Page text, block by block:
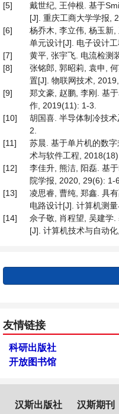
[5]
戴世纪, 王仲根. 基于
[J]. 重庆工商大学学报,
[6]
杨乔木, 李立伟, 杨玉新
单元设计[J]. 电子设计
[7]
黄平, 张宇飞. 电流检测
[8]
张铭郎, 郭昭莉, 袁申,
置[J]. 物联网技术,
[9]
郑文豪, 赵鹏, 李刚. 基
作, 2019(11): 1-3.
[10]
胡国喜. 半导体制冷技
2.
[11]
苏晨. 基于单片机的数
术与软件工程,
[12]
李佳升, 熊洁, 阳磊. 基
院学报, 2020, 29(6): 1-6.
[13]
凌思睿, 曹纯, 郑鑫. 具
电路设计[J]. 计算机测
[14]
佘子敬, 肖程望, 吴建学
[J]. 计算机技术与自动
友情链接
科研出版社
开放图书馆
汉斯出版社 汉斯期刊